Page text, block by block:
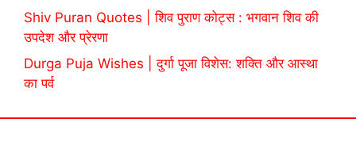
Shiv Puran Quotes | शिव पुराण कोट्स : भगवान शिव की
उपदेश और प्रेरणा
Durga Puja Wishes | दुर्गा पूजा विशेस: शक्ति और आस्था
का पर्व